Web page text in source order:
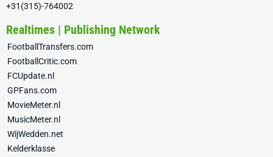
+31(315)-764002
Realtimes | Publishing Network
FootballTransfers.com
FootballCritic.com
FCUpdate.nl
GPFans.com
MovieMeter.nl
MusicMeter.nl
WijWedden.net
Kelderklasse